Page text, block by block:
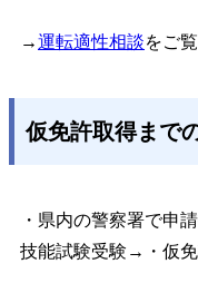
→運転適性相談をご
仮免許取得まで
・県内の警察署で申
技能試験受験→・仮